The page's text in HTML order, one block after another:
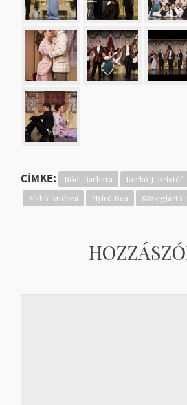
CÍMKE: Bódi Barbara Kurkó J. Kristóf
Mahó Andrea
Nyírő Bea Sövegjártó